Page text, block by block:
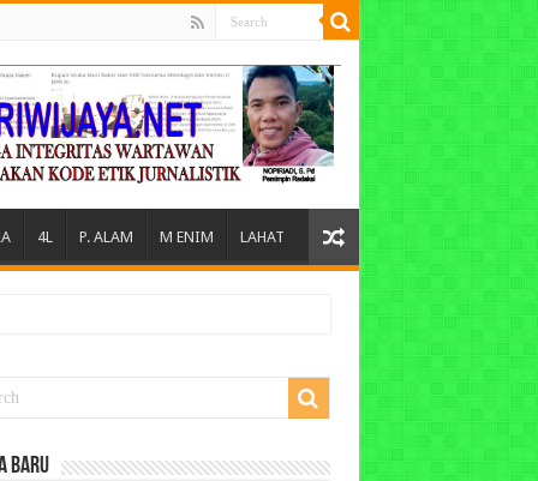
4L P. ALAM M ENIM LAHAT
BARU